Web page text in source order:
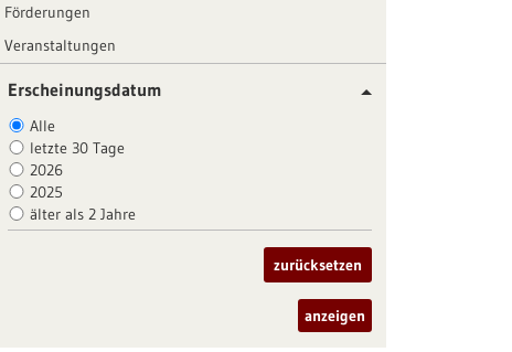
Förderungen
Veranstaltungen
Erscheinungsdatum
Alle
letzte 30 Tage
2026
2025
älter als 2 Jahre
zurücksetzen
anzeigen